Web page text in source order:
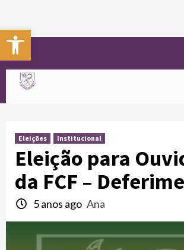
Abrir a barra de
Eleições Institucional
Eleição para
da FCF –
5 anos ago Ana